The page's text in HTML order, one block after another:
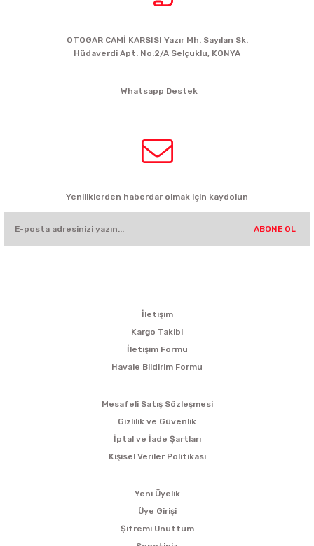
OTOGAR CAMİ KARSISI Yazır Mh. Sayılan Sk.
Hüdaverdi Apt. No:2/A Selçuklu, KONYA
Whatsapp Destek
Yeniliklerden haberdar olmak için kaydolun
ABONE OL
İletişim
Kargo Takibi
İletişim Formu
Havale Bildirim Formu
Mesafeli Satış Sözleşmesi
Gizlilik ve Güvenlik
İptal ve İade Şartları
Kişisel Veriler Politikası
Yeni Üyelik
Üye Girişi
Şifremi Unuttum